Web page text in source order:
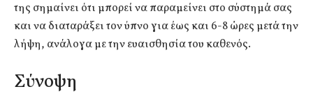
της σημαίνει ότι μπορεί να παραμείνει στο σύστημά σας
και να διαταράξει τον ύπνο για έως και 6-8 ώρες μετά την
λήψη, ανάλογα με την ευαισθησία του καθενός.
Σύνoψη